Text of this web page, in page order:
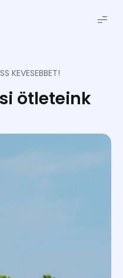
KEVESEBBET!
ötleteink